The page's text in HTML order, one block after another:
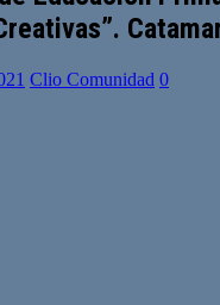
Clio Comunidad 0